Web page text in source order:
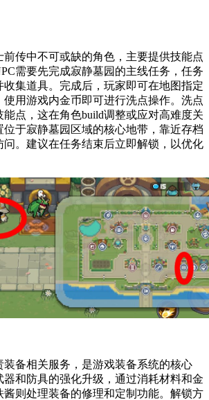
传中不可或缺的角色，主要提供技能点
需要先完成寂静墓园的主线任务，任务
集道具。完成后，玩家即可在地图指定
用游戏内金币即可进行洗点操作。洗点
点，这在角色build调整或应对高难度关
于寂静墓园区域的核心地带，靠近存档
问。建议在任务结束后立即解锁，以优化
装备相关服务，是游戏装备系统的核心
器和防具的强化升级，通过消耗材料和金
酱则处理装备的修理和定制功能。解锁方